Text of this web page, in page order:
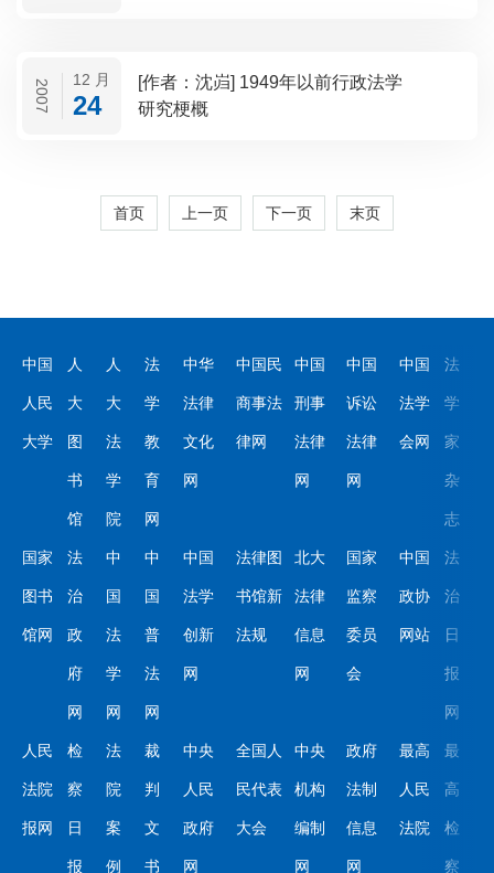
2007 12 月
24
[作者：沈岿] 1949年以前行政法学
研究梗概
首页 上一页 下一页 末页
中国
人民
大学
人
大
图
书
馆
人
大
法
学
院
法
学
教
育
网
中华
法律
文化
网
中国民
商事法
律网
中国
刑事
法律
网
中国
诉讼
法律
网
中国
法学
会网
法
学
家
杂
志
国家
图书
馆网
法
治
政
府
网
中
国
法
学
网
中
国
普
法
网
中国
法学
创新
网
法律图
书馆新
法规
北大
法律
信息
网
国家
监察
委员
会
中国
政协
网站
法
治
日
报
网
人民
法院
报网
检
察
日
报
法
院
案
例
裁
判
文
书
中央
人民
政府
网
全国人
民代表
大会
中央
机构
编制
网
政府
法制
信息
网
最高
人民
法院
最
高
检
察